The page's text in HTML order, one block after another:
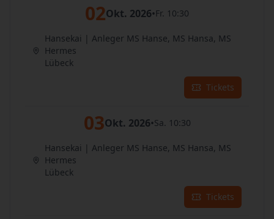
02Okt. 2026•Fr. 10:30
Hansekai | Anleger MS Hanse, MS Hansa, MS
Hermes
Lübeck
Tickets
03Okt. 2026•Sa. 10:30
Hansekai | Anleger MS Hanse, MS Hansa, MS
Hermes
Lübeck
Tickets